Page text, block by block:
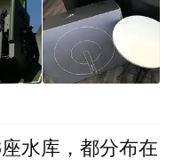
水库，都分布在